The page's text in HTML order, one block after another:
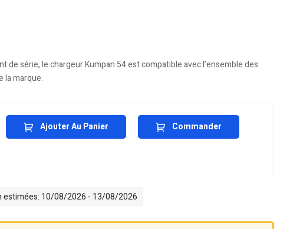
de série, le chargeur Kumpan 54 est compatible avec l’ensemble des
la marque.
Ajouter Au Panier Commander
estimées: 10/08/2026 - 13/08/2026